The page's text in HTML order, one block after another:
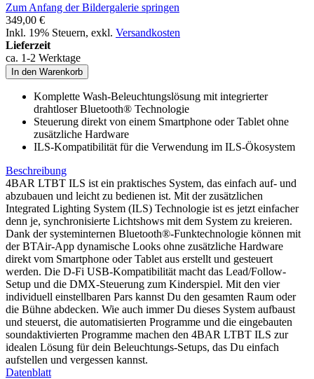
Zum Anfang der Bildergalerie springen
349,00 €
Inkl. 19% Steuern, exkl. Versandkosten
Lieferzeit
ca. 1-2 Werktage
In den Warenkorb
Komplette Wash-Beleuchtungslösung mit integrierter
drahtloser Bluetooth® Technologie
Steuerung direkt von einem Smartphone oder Tablet ohne
zusätzliche Hardware
ILS-Kompatibilität für die Verwendung im ILS-Ökosystem
Beschreibung
4BAR LTBT ILS ist ein praktisches System, das einfach auf- und
abzubauen und leicht zu bedienen ist. Mit der zusätzlichen
Integrated Lighting System (ILS) Technologie ist es jetzt einfacher
denn je, synchronisierte Lichtshows mit dem System zu kreieren.
Dank der systeminternen Bluetooth®-Funktechnologie können mit
der BTAir-App dynamische Looks ohne zusätzliche Hardware
direkt vom Smartphone oder Tablet aus erstellt und gesteuert
werden. Die D-Fi USB-Kompatibilität macht das Lead/Follow-
Setup und die DMX-Steuerung zum Kinderspiel. Mit den vier
individuell einstellbaren Pars kannst Du den gesamten Raum oder
die Bühne abdecken. Wie auch immer Du dieses System aufbaust
und steuerst, die automatisierten Programme und die eingebauten
soundaktivierten Programme machen den 4BAR LTBT ILS zur
idealen Lösung für dein Beleuchtungs-Setups, das Du einfach
aufstellen und vergessen kannst.
Datenblatt